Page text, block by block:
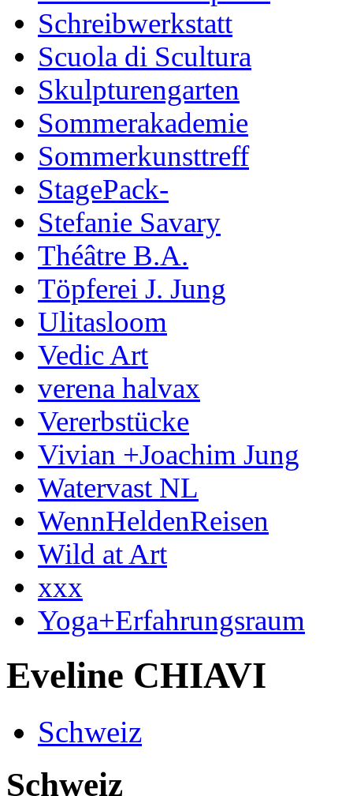
Schreibwerkstatt
Scuola di Scultura
Skulpturengarten
Sommerakademie
Sommerkunsttreff
StagePack-
Stefanie Savary
Théâtre B.A.
Töpferei J. Jung
Ulitasloom
Vedic Art
verena halvax
Vererbstücke
Vivian +Joachim Jung
Watervast NL
WennHeldenReisen
Wild at Art
xxx
Yoga+Erfahrungsraum
Eveline CHIAVI
Schweiz
Schweiz